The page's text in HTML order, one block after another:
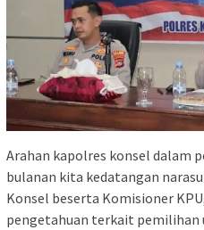
Arahan kapolres konsel dalam
bulanan kita kedatangan
Konsel beserta Komisioner
pengetahuan terkait pemilihan